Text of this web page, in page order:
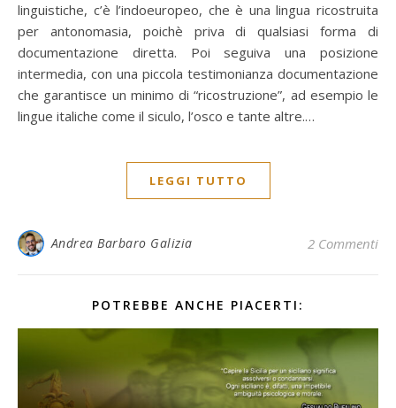
linguistiche, c’è l’indoeuropeo, che è una lingua ricostruita
per antonomasia, poichè priva di qualsiasi forma di
documentazione diretta. Poi seguiva una posizione
intermedia, con una piccola testimonianza documentazione
che garantisce un minimo di “ricostruzione”, ad esempio le
lingue italiche come il siculo, l’osco e tante altre.…
LEGGI TUTTO
Andrea Barbaro Galizia 2 Commenti
POTREBBE ANCHE PIACERTI: